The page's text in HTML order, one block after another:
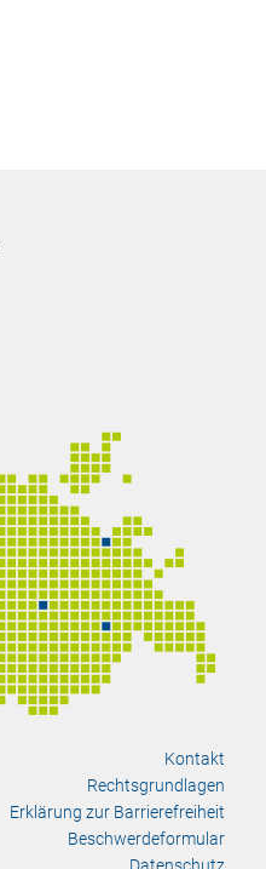
Kontakt
Rechtsgrundlagen
Erklärung zur Barrierefreiheit
Beschwerdeformular
Datenschutz